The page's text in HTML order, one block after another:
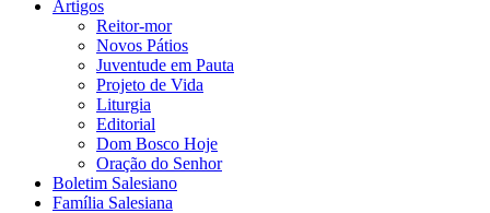
Artigos
Reitor-mor
Novos Pátios
Juventude em Pauta
Projeto de Vida
Liturgia
Editorial
Dom Bosco Hoje
Oração do Senhor
Boletim Salesiano
Família Salesiana